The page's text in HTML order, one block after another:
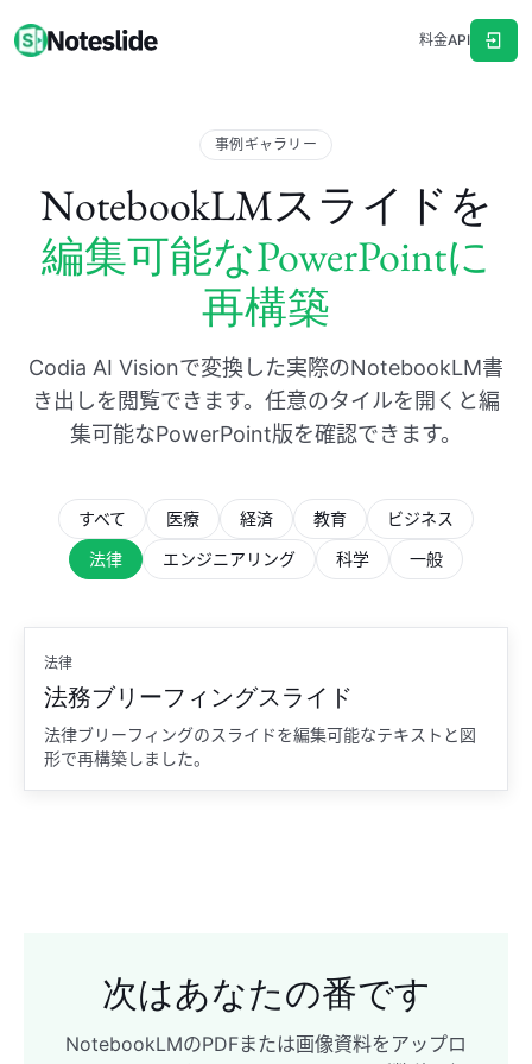
料金API
事例ギャラリー
NotebookLMスライドを
編集可能なPowerPointに
再構築
Codia AI Visionで変換した実際のNotebookLM書
き出しを閲覧できます。任意のタイルを開くと編
集可能なPowerPoint版を確認できます。
すべて 医療 経済 教育
ビジネス
法律
エンジニアリング 科学 一般
法律
法務ブリーフィングスライド
法律ブリーフィングのスライドを編集可能なテキストと図
形で再構築しました。
次はあなたの番です
NotebookLMのPDFまたは画像資料をアップロ